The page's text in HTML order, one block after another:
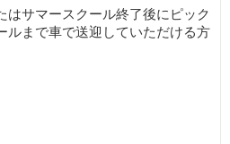
はサマースクール終了後にピック
ルまで車で送迎していただける方